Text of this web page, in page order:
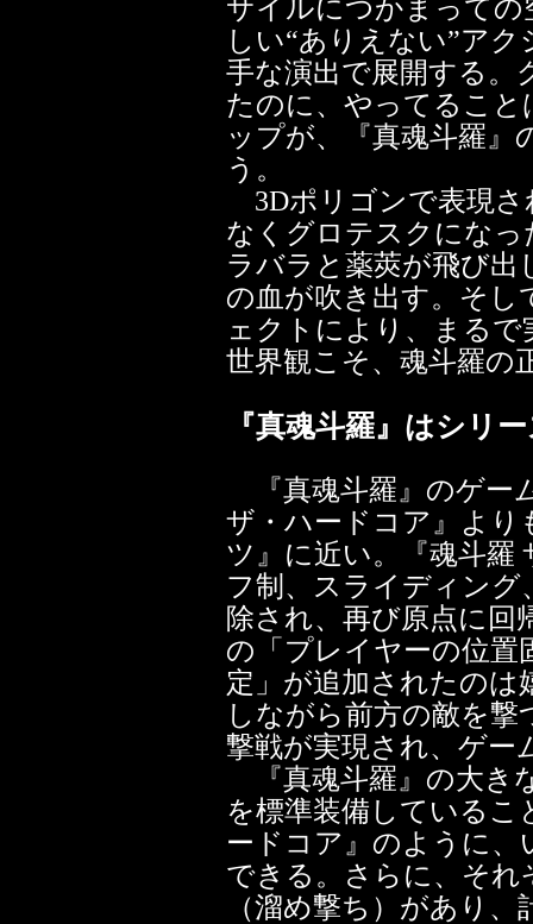
サイルにつかまって
しい“ありえない”ア
手な演出で展開する。
たのに、やってるこ
ップが、『真魂斗羅』
う。
3Dポリゴンで表現さ
なくグロテスクにな
ラバラと薬莢が飛び
の血が吹き出す。そし
ェクトにより、まる
世界観こそ、魂斗羅の
『真魂斗羅』はシリ
『真魂斗羅』のゲー
ザ・ハードコア』より
ツ』に近い。『魂斗羅
フ制、スライディン
除され、再び原点に回
の「プレイヤーの位置
定」が追加されたのは
しながら前方の敵を
撃戦が実現され、ゲー
『真魂斗羅』の大き
を標準装備しているこ
ードコア』のように
できる。さらに、そ
（溜め撃ち）があり